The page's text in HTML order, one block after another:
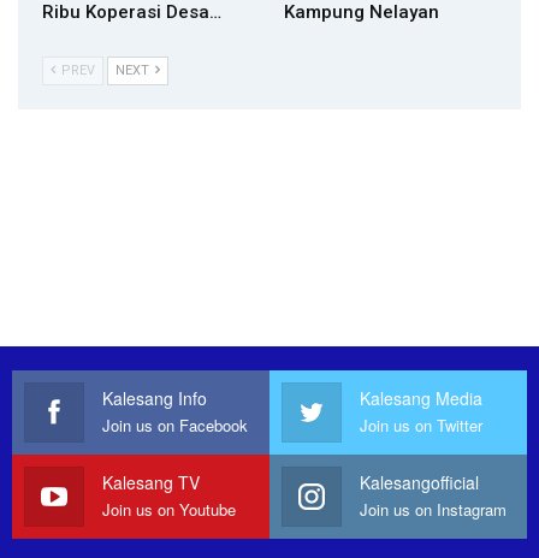
Ribu Koperasi Desa…
Kampung Nelayan
PREV NEXT
Kalesang Info
Join us on Facebook
Kalesang Media
Join us on Twitter
Kalesang TV
Join us on Youtube
Kalesangofficial
Join us on Instagram